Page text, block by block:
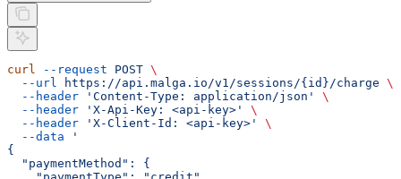
curl --request POST \
  --url
https://api.malga.io/v1/sessions/{id}/charge \
  --header
'Content-Type: application/json'
\
  --header
'X-Api-Key: <api-key>'
\
  --header
'X-Client-Id: <api-key>'
\
  --data
'
{
  "paymentMethod": {